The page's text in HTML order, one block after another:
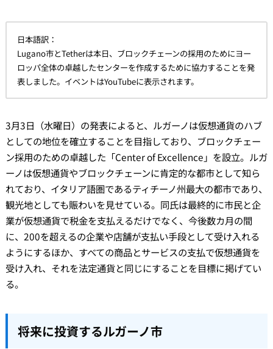
日本語訳：
Lugano市とTetherは本日、ブロックチェーンの採用のためにヨー
ロッパ全体の卓越したセンターを作成するために協力することを発
表しました。イベントはYouTubeに表示されます。
3月3日（水曜日）の発表によると、ルガーノは仮想通貨のハブ
としての地位を確立することを目指しており、ブロックチェー
ン採用のための卓越した「Center of Excellence」を設立。ルガ
ーノは仮想通貨やブロックチェーンに肯定的な都市として知ら
れており、イタリア語圏であるティチーノ州最大の都市であり、
観光地としても賑わいを見せている。同氏は最終的に市民と企
業が仮想通貨で税金を支払えるだけでなく、今後数カ月の間
に、200を超えるの企業や店舗が支払い手段として受け入れる
ようにするほか、すべての商品とサービスの支払で仮想通貨を
受け入れ、それを法定通貨と同じにすることを目標に掲げてい
る。
将来に投資するルガーノ市